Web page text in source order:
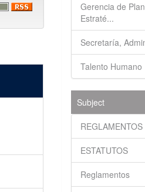
Gerencia de
Estraté...
Secretaría,
Talento Humano
Subject
REGLAMENTOS
ESTATUTOS
Reglamentos